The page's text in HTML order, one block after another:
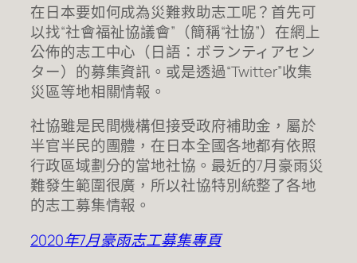
在日本要如何成為災難救助志工呢？首先可
以找“社會福祉協議會”（簡稱“社協”）在網上
公佈的志工中心（日語：ボランティアセン
ター）的募集資訊。或是透過“Twitter”收集
災區等地相關情報。
社協雖是民間機構但接受政府補助金，屬於
半官半民的團體，在日本全國各地都有依照
行政區域劃分的當地社協。最近的7月豪雨災
難發生範圍很廣，所以社協特別統整了各地
的志工募集情報。
2020年7月豪雨志工募集專頁